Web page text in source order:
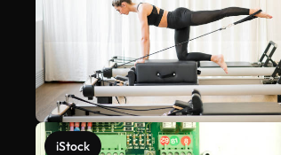
iStock